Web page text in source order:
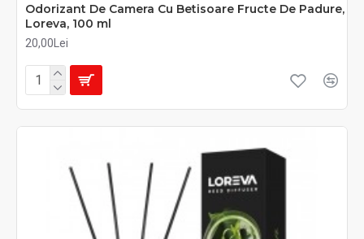
Odorizant De Camera Cu Betisoare Fructe De Padure,
Loreva, 100 ml
20,00Lei